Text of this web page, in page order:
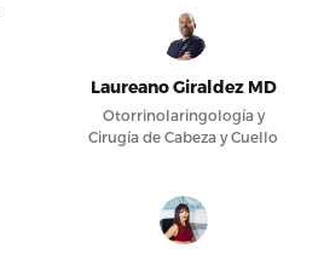
Laureano Giraldez MD
Otorrinolaringología y
Cirugía de Cabeza y Cuello